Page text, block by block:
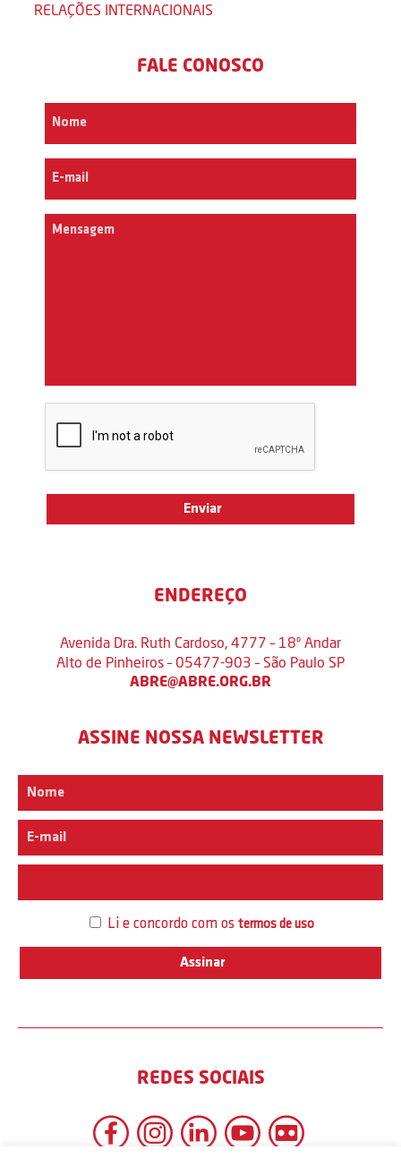
RELAÇÕES INTERNACIONAIS
FALE CONOSCO
ENDEREÇO
Avenida Dra. Ruth Cardoso, 4777 – 18º Andar
Alto de Pinheiros – 05477-903 – São Paulo SP
ABRE@ABRE.ORG.BR
ASSINE NOSSA NEWSLETTER
Li e concordo com os termos de uso
REDES SOCIAIS